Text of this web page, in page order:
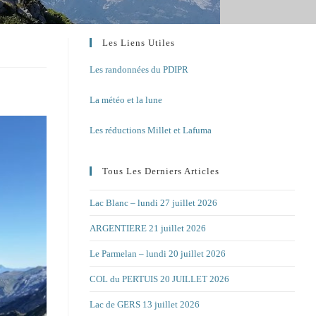
Les Liens Utiles
Les randonnées du PDIPR
La météo et la lune
Les réductions Millet et Lafuma
Tous Les Derniers Articles
Lac Blanc – lundi 27 juillet 2026
ARGENTIERE 21 juillet 2026
Le Parmelan – lundi 20 juillet 2026
COL du PERTUIS 20 JUILLET 2026
Lac de GERS 13 juillet 2026